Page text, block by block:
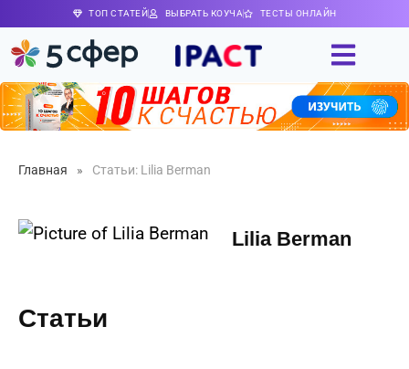
ТОП СТАТЕЙ ВЫБРАТЬ КОУЧА ТЕСТЫ ОНЛАЙН
Главная » Статьи: Lilia Berman
Lilia Berman
Статьи